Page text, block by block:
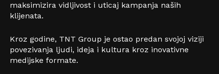
maksimizira vidljivost i uticaj kampanja naših
klijenata.
Kroz godine, TNT Group je ostao predan svojoj viziji
povezivanja ljudi, ideja i kultura kroz inovativne
medijske formate.